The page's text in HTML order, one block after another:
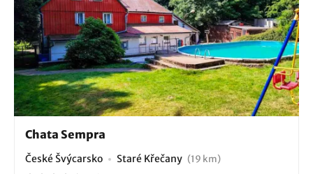
Chata Sempra
České Švýcarsko Staré Křečany (19 km)